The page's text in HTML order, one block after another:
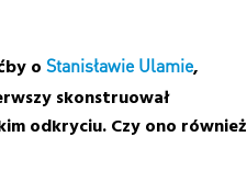
o Stanisławie Ulamie,
skonstruował
odkryciu. Czy ono również